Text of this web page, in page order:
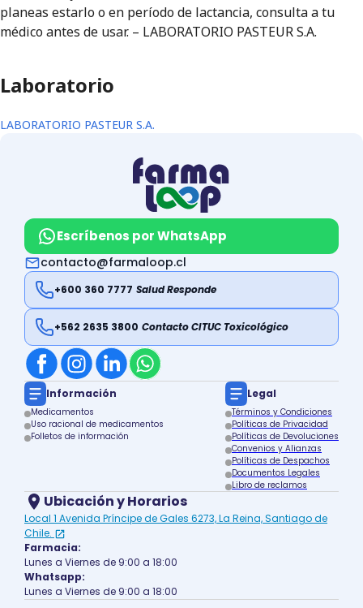
planeas estarlo o en período de lactancia, consulta a tu
médico antes de usar. – LABORATORIO PASTEUR S.A.
Laboratorio
LABORATORIO PASTEUR S.A.
Escríbenos por WhatsApp
contacto@farmaloop.cl
+600 360 7777 Salud Responde
+562 2635 3800 Contacto CITUC Toxicológico
Información
Medicamentos
Uso racional de medicamentos
Folletos de información
Legal
Términos y Condiciones
Políticas de Privacidad
Políticas de Devoluciones
Convenios y Alianzas
Políticas de Despachos
Documentos Legales
Libro de reclamos
Ubicación y Horarios
Local 1 Avenida Príncipe de Gales 6273, La Reina, Santiago de
Chile.
Farmacia:
Lunes a Viernes de 9:00 a 18:00
Whatsapp:
Lunes a Viernes de 9:00 a 18:00